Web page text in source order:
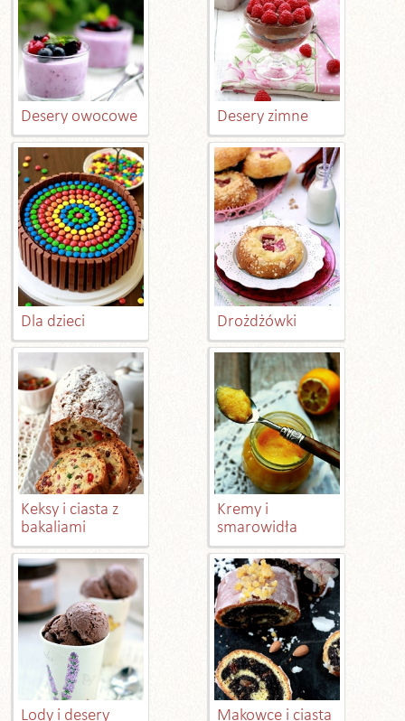
Desery owocowe Desery zimne
Dla dzieci Drożdżówki
Keksy i ciasta z
bakaliami
Kremy i
smarowidła
Lody i desery
Makowce i ciasta